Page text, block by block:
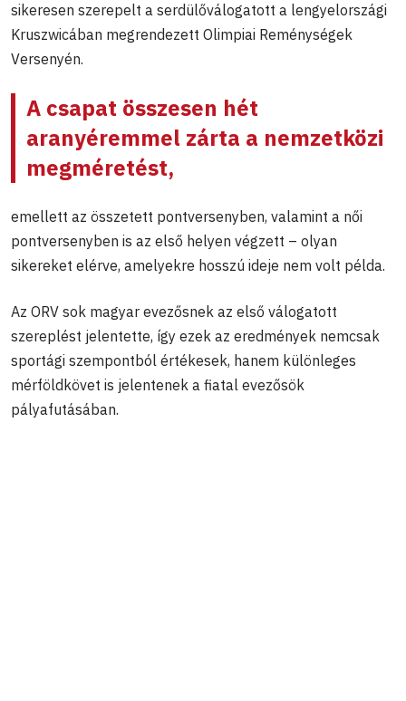
sikeresen szerepelt a serdülőválogatott a lengyelországi
Kruszwicában megrendezett Olimpiai Reménységek
Versenyén.
A csapat összesen hét
aranyéremmel zárta a nemzetközi
megméretést,
emellett az összetett pontversenyben, valamint a női
pontversenyben is az első helyen végzett – olyan
sikereket elérve, amelyekre hosszú ideje nem volt példa.
Az ORV sok magyar evezősnek az első válogatott
szereplést jelentette, így ezek az eredmények nemcsak
sportági szempontból értékesek, hanem különleges
mérföldkövet is jelentenek a fiatal evezősök
pályafutásában.